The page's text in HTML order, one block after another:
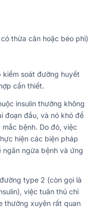
thừa cân hoặc béo phì)
kiểm soát đường huyết
cần thiết.
insulin thường không
đoạn đầu, và nó khó để
bệnh. Do đó, việc
hiện các biện pháp
ngừa bệnh và ứng
type 2 (còn gọi là
việc tuân thủ chỉ
thường xuyên rất quan